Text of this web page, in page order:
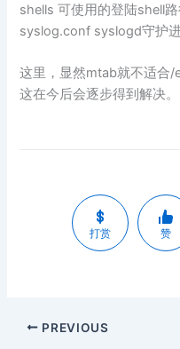
shells 可使用的登陆shell路
syslog.conf syslogd守护进
这里，显然mtab就不适合/
这在今后会逐步得到解决。
打赏 赞
PREVIOUS